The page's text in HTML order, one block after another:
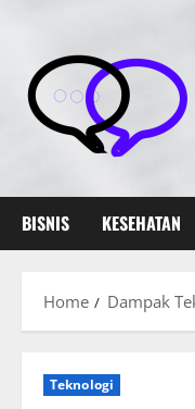
content
BISNIS KESEHATAN
Home Dampak
Teknologi